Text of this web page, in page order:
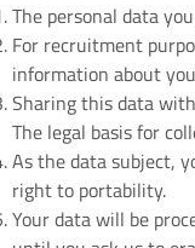
The personal data
For recruitment
information about
Sharing this data
The legal basis for
As the data subject,
right to portability.
Your data will be